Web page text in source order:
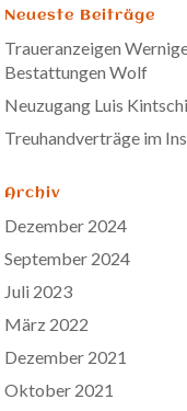
Neueste Beiträge
Traueranzeigen
Bestattungen Wolf
Neuzugang Luis
Treuhandverträge im
Archiv
Dezember 2024
September 2024
Juli 2023
März 2022
Dezember 2021
Oktober 2021